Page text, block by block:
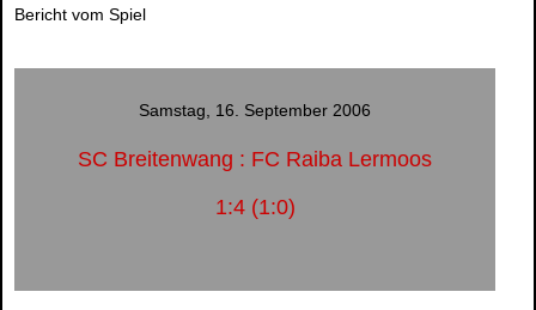
Bericht vom Spiel
Samstag, 16. September 2006
SC Breitenwang : FC Raiba Lermoos
1:4 (1:0)